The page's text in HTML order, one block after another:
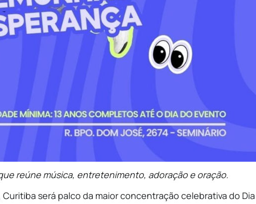
reúne música, entretenimento, adoração e oração.
será palco da maior concentração celebrativa do Dia